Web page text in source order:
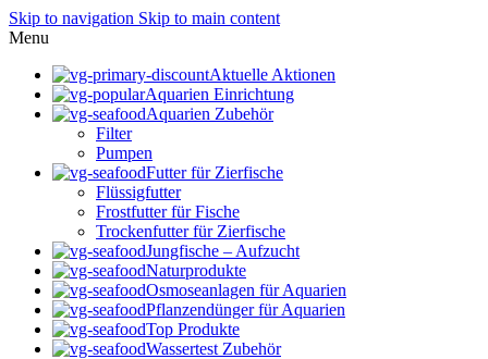
Skip to navigation Skip to main content
Menu
Aktuelle Aktionen
Aquarien Einrichtung
Aquarien Zubehör
Filter
Pumpen
Futter für Zierfische
Flüssigfutter
Frostfutter für Fische
Trockenfutter für Zierfische
Jungfische – Aufzucht
Naturprodukte
Osmoseanlagen für Aquarien
Pflanzendünger für Aquarien
Top Produkte
Wassertest Zubehör